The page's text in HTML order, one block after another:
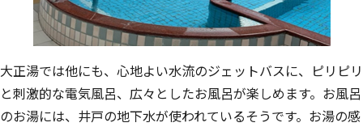
大正湯では他にも、心地よい水流のジェットバスに、ピリピリ
と刺激的な電気風呂、広々としたお風呂が楽しめます。お風呂
のお湯には、井戸の地下水が使われているそうです。お湯の感